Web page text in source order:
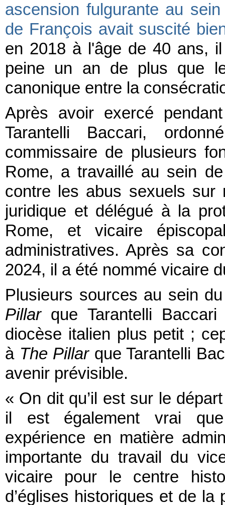
ascension fulgurante au
de François avait suscité
en 2018 à l'âge de 40 ans,
peine un an de plus que
canonique entre la
Après avoir exercé
Tarantelli Baccari,
commissaire de plusieurs
Rome, a travaillé au sein
contre les abus sexuels sur
juridique et délégué à la
Rome, et vicaire
administratives. Après sa
2024, il a été nommé vicaire
Plusieurs sources au sein
Pillarque Tarantelli Baccari
diocèse italien plus petit ;
à The Pillarque Tarantelli
avenir prévisible.
« On dit qu’il est sur le
il est également vrai
expérience en matière
importante du travail du
vicaire pour le centre
d’églises historiques et de